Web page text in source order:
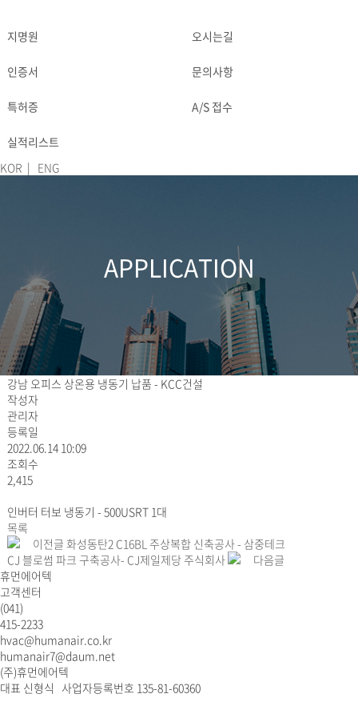
지명원
인증서
특허증
실적리스트
오시는길
문의사항
A/S 접수
KOR | ENG
APPLICATION
강남 오피스 상온용 냉동기 납품 - KCC건설
작성자
관리자
등록일
2022.06.14 10:09
조회수
2,415
인버터 터보 냉동기 - 500USRT 1대
목록
이전글 화성동탄2 C16BL 주상복합 신축공사 - 삼중테크
CJ 블로썸 파크 구축공사- CJ제일제당 주식회사
다음글
휴먼에어텍
고객센터
(041)
415-2233
hvac@humanair.co.kr
humanair7@daum.net
(주)휴먼에어텍
대표 신형식 사업자등록번호 135-81-60360